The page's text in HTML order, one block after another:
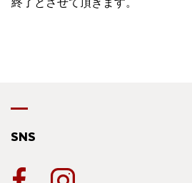
終了とさせて頂きます。
SNS